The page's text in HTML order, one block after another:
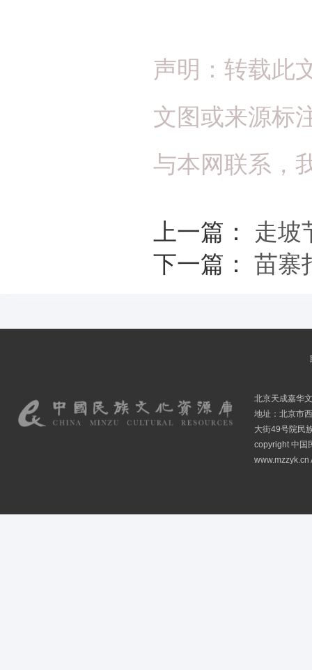
声明：转载此
文图或来源标
与本网联系，
上一篇： 走坡
下一篇： 苗寨
北京天成嘉华
地址：北京市
大街49号院民
copyright 中国